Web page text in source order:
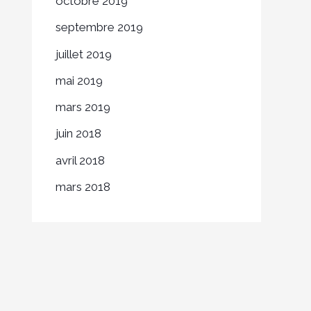
septembre 2019
juillet 2019
mai 2019
mars 2019
juin 2018
avril 2018
mars 2018